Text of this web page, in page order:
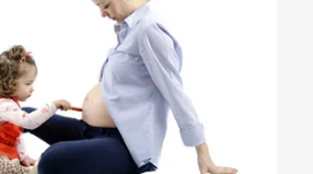
pareja de tus miedos y